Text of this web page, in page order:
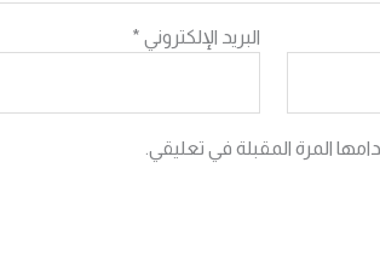
البريد الإلكتروني *
المرة المقبلة في تعليقي.